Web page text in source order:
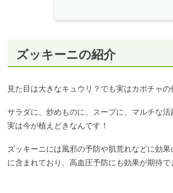
ズッキーニの紹介
見た目は大きなキュウリ？でも実はカボチャの
サラダに、炒めものに、スープに、マルチな
実は今が植えどきなんです！
ズッキーニには風邪の予防や肌荒れなどに効
に含まれており、高血圧予防にも効果が期待で